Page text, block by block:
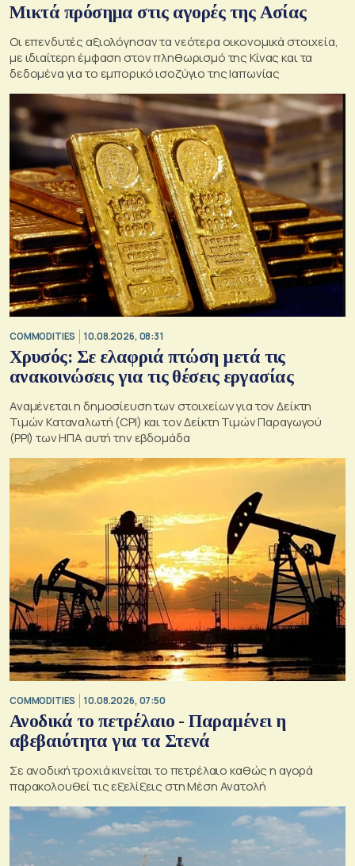
Μικτά πρόσημα στις αγορές της Ασίας
Oι επενδυτές αξιολόγησαν τα νεότερα οικονομικά στοιχεία,
με ιδιαίτερη έμφαση στον πληθωρισμό της Κίνας και τα
δεδομένα για το εμπορικό ισοζύγιο της Ιαπωνίας
COMMODITIES 10.08.2026, 08:31
Χρυσός: Σε ελαφριά πτώση μετά τις
ανακοινώσεις για τις θέσεις εργασίας
Αναμένεται η δημοσίευση των στοιχείων για τον Δείκτη
Τιμών Καταναλωτή (CPI) και τον Δείκτη Τιμών Παραγωγού
(PPI) των ΗΠΑ αυτή την εβδομάδα
COMMODITIES 10.08.2026, 07:50
Ανοδικά το πετρέλαιο - Παραμένει η
αβεβαιότητα για τα Στενά
Σε ανοδική τροχιά κινείται το πετρέλαιο καθώς η αγορά
παρακολουθεί τις εξελίξεις στη Μέση Ανατολή